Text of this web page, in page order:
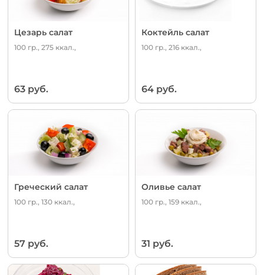
Цезарь салат
100 гр., 275 ккал.,
63 руб.
Коктейль салат
100 гр., 216 ккал.,
64 руб.
Греческий салат
100 гр., 130 ккал.,
57 руб.
Оливье салат
100 гр., 159 ккал.,
31 руб.